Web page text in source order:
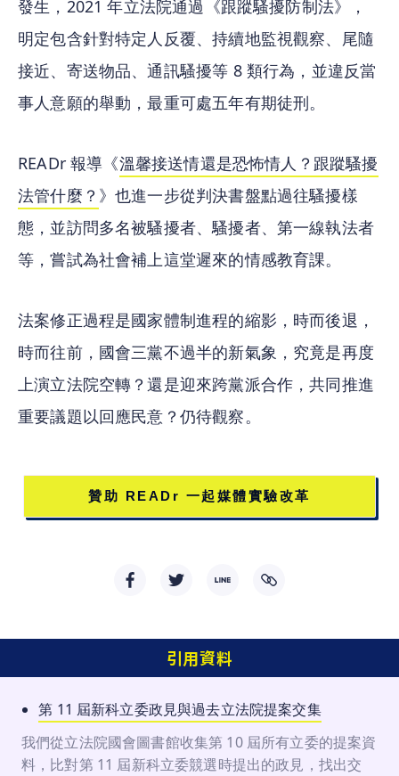
發生，2021 年立法院通過《跟蹤騷擾防制法》，
明定包含針對特定人反覆、持續地監視觀察、尾隨
接近、寄送物品、通訊騷擾等 8 類行為，並違反當
事人意願的舉動，最重可處五年有期徒刑。
READr 報導《溫馨接送情還是恐怖情人？跟蹤騷擾
法管什麼？ 》也進一步從判決書盤點過往騷擾樣
態，並訪問多名被騷擾者、騷擾者、第一線執法者
等，嘗試為社會補上這堂遲來的情感教育課。
法案修正過程是國家體制進程的縮影，時而後退，
時而往前，國會三黨不過半的新氣象，究竟是再度
上演立法院空轉？還是迎來跨黨派合作，共同推進
重要議題以回應民意？仍待觀察。
贊助 READr 一起媒體實驗改革
引用資料
第 11 屆新科立委政見與過去立法院提案交集
我們從立法院國會圖書館收集第 10 屆所有立委的提案資
料，比對第 11 屆新科立委競選時提出的政見，找出交